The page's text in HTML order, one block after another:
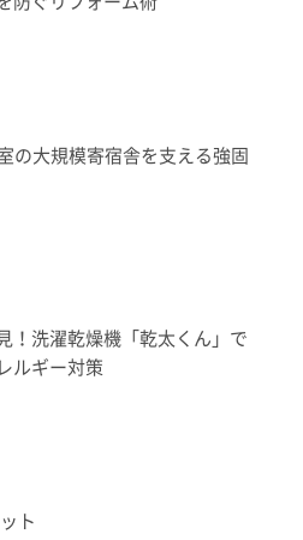
の大規模寄宿舎を支える強固
！洗濯乾燥機「乾太くん」で
ルギー対策
ト